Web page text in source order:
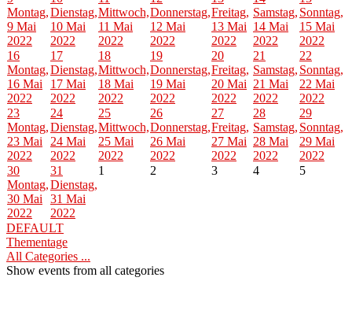
Montag,
9 Mai
2022
Dienstag,
10 Mai
2022
Mittwoch,
11 Mai
2022
Donnerstag,
12 Mai
2022
Freitag,
13 Mai
2022
Samstag,
14 Mai
2022
Sonntag,
15 Mai
2022
16
Montag,
16 Mai
2022
17
Dienstag,
17 Mai
2022
18
Mittwoch,
18 Mai
2022
19
Donnerstag,
19 Mai
2022
20
Freitag,
20 Mai
2022
21
Samstag,
21 Mai
2022
22
Sonntag,
22 Mai
2022
23
Montag,
23 Mai
2022
24
Dienstag,
24 Mai
2022
25
Mittwoch,
25 Mai
2022
26
Donnerstag,
26 Mai
2022
27
Freitag,
27 Mai
2022
28
Samstag,
28 Mai
2022
29
Sonntag,
29 Mai
2022
30
Montag,
30 Mai
2022
31
Dienstag,
31 Mai
2022
1 2 3 4 5
DEFAULT
Thementage
All Categories ...
Show events from all categories